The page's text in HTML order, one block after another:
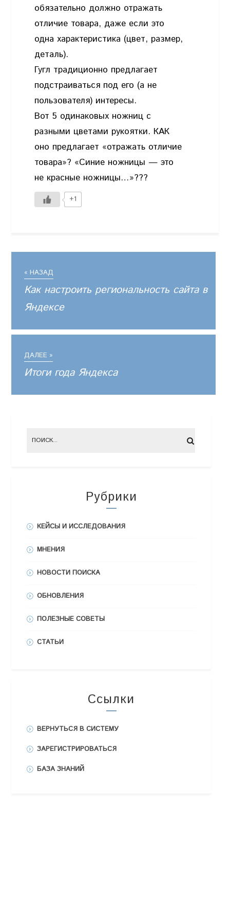
обязательно должно отражать
отличие товара, даже если это
одна характеристика (цвет, размер,
деталь).
Гугл традиционно предлагает
подстраиваться под его (а не
пользователя) интересы.
Вот 5 одинаковых ножниц с
разными цветами рукоятки. КАК
оно предлагает «отражать отличие
товара»? «Синие ножницы — это
не красные ножницы…»???
+1
« НАЗАД
Как настроить региональность сайта в
Яндексе
ДАЛЕЕ »
Итоги года Яндекса
Рубрики
КЕЙСЫ И ИССЛЕДОВАНИЯ
МНЕНИЯ
НОВОСТИ ПОИСКА
ОБНОВЛЕНИЯ
ПОЛЕЗНЫЕ СОВЕТЫ
СТАТЬИ
Ссылки
ВЕРНУТЬСЯ В СИСТЕМУ
ЗАРЕГИСТРИРОВАТЬСЯ
БАЗА ЗНАНИЙ